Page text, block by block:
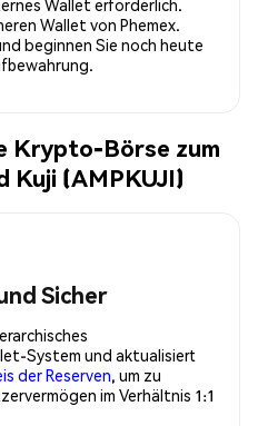
Wallet erforderlich.
Wallet von Phemex.
beginnen Sie noch heute
Krypto-Börse zum
Kuji (AMPKUJI)
Sicher
System und aktualisiert
der Reserven, um zu
im Verhältnis 1:1